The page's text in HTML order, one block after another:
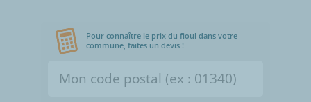
Pour connaître le prix du fioul dans votre
commune, faites un devis !